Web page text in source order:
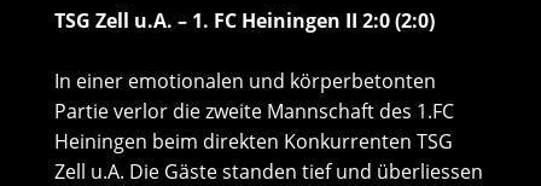
TSG Zell u.A. – 1. FC Heiningen II 2:0 (2:0)
In einer emotionalen und körperbetonten
Partie verlor die zweite Mannschaft des 1.FC
Heiningen beim direkten Konkurrenten TSG
Zell u.A. Die Gäste standen tief und überliessen